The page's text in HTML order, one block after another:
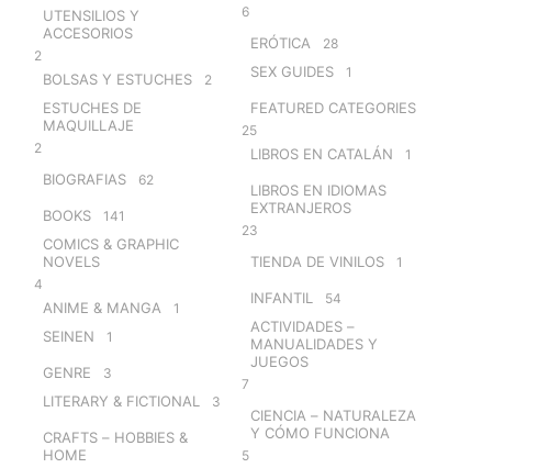
UTENSILIOS Y
ACCESORIOS
2
BOLSAS Y ESTUCHES 2
ESTUCHES DE
MAQUILLAJE
2
BIOGRAFIAS 62
BOOKS 141
COMICS & GRAPHIC
NOVELS
4
ANIME & MANGA 1
SEINEN 1
GENRE 3
LITERARY & FICTIONAL 3
CRAFTS – HOBBIES &
HOME
6
ERÓTICA 28
SEX GUIDES 1
FEATURED CATEGORIES
25
LIBROS EN CATALÁN 1
LIBROS EN IDIOMAS
EXTRANJEROS
23
TIENDA DE VINILOS 1
INFANTIL 54
ACTIVIDADES –
MANUALIDADES Y
JUEGOS
7
CIENCIA – NATURALEZA
Y CÓMO FUNCIONA
5